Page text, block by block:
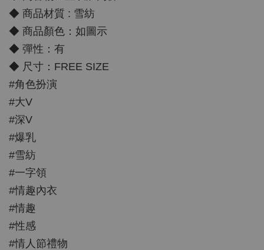
◆ 商品材質 : 雪紡
◆ 商品顏色：如圖示
◆ 彈性：有
◆ 尺寸：FREE SIZE
#角色扮演
#大V
#深V
#爆乳
#雪紡
#一字領
#情趣內衣
#情趣
#性感
#情人節禮物